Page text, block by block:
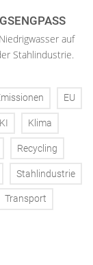
auf
Stahlindustrie.
EU
KI Klima
Recycling
Stahlindustrie
Transport